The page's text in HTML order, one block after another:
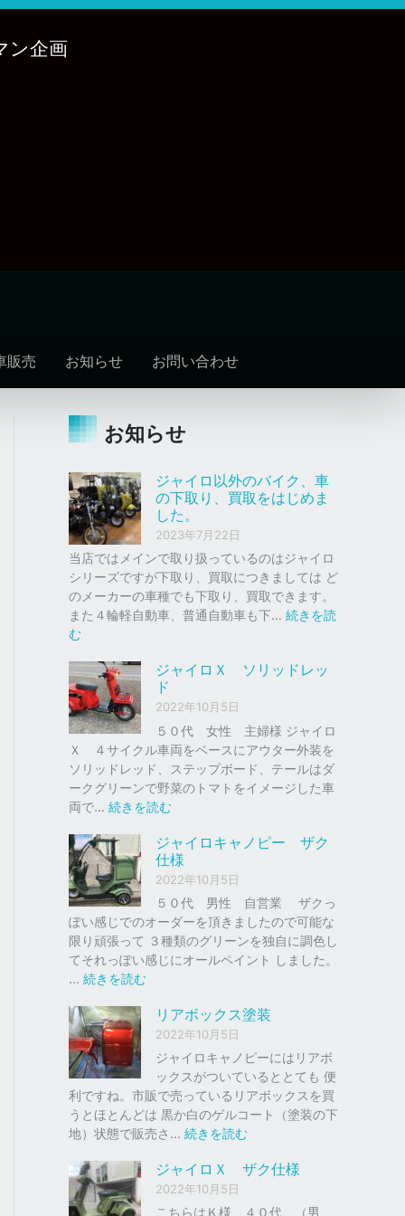
ン企画
販売 お知らせ お問い合わせ
お知らせ
ジャイロ以外のバイク、車
の下取り、買取をはじめま
した。
2023年7月22日
当店ではメインで取り扱っているのはジャイロ
シリーズですが下取り、買取につきましては ど
のメーカーの車種でも下取り、買取できます。
また４輪軽自動車、普通自動車も下… 続きを読
む:
ャ
イ
ロ
以
の
バ
イ
、
車
の
下
取
り
、
買
を
は
じ
め
ま
し
た
ジャイロＸ ソリッドレッ
ド
2022年10月5日
５０代 女性 主婦様 ジャイロ
Ｘ ４サイクル車両をベースにアウター外装を
ソリッドレッド、ステップボード、テールはダ
ークグリーンで野菜のトマトをイメージした車
両で… 続きを読む:
ャ
イ
ロ
Ｘ
ソ
リ
レ
ッ
ド
ジャイロキャノピー ザク
仕様
2022年10月5日
５０代 男性 自営業 ザクっ
ぽい感じでのオーダーを頂きましたので可能な
限り頑張って ３種類のグリーンを独自に調色し
てそれっぽい感じにオールペイント しました。
… 続きを読む:
イ
ロ
キ
ャ
ノ
ピ
ザ
リアボックス塗装
2022年10月5日
ジャイロキャノピーにはリアボ
ックスがついているととても 便
利ですね。市販で売っているリアボックスを買
うとほとんどは 黒か白のゲルコート（塗装の下
地）状態で販売さ… 続きを読む:
ア
ッ
ジャイロＸ ザク仕様
2022年10月5日
こちらはＫ様 ４０代 （男